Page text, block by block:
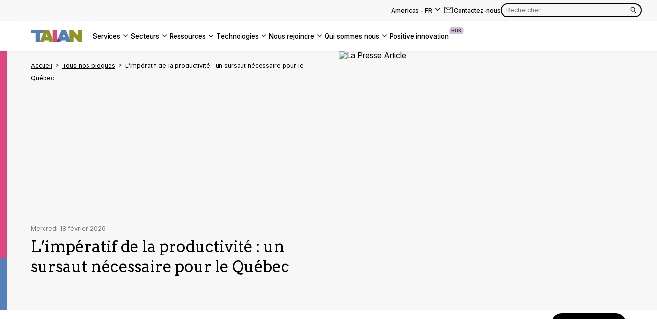
Americas - FR
Americas
Contactez-nous
services secteurs ressources technologies nous rejoindre qui sommes nous positive innovation
HUB
Accueil Tous nos blogues
L’impératif de la productivité : un sursaut nécessaire pour le
Québec
mercredi 18 février 2026
L’impératif de la productivité : un
sursaut nécessaire pour le Québec